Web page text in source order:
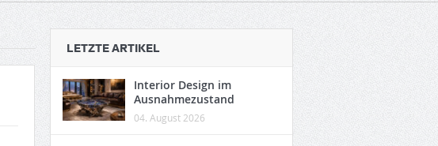
LETZTE ARTIKEL
Interior Design im
Ausnahmezustand
04. August 2026